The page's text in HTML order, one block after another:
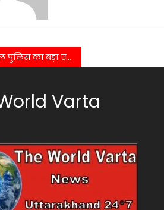
एक्शन, 16 लाख की स्मैक के साथ तस्कर गिरफ्तार….
Varta